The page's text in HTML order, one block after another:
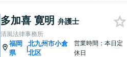
多加喜 寛明 弁護士
清風法律事務所
福岡
県
|
北九州市小倉
北区
営業時間：本日定
休日